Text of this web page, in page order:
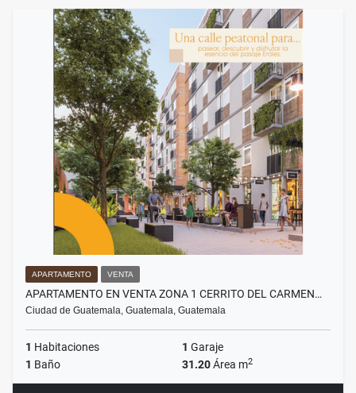
APARTAMENTO VENTA
APARTAMENTO EN VENTA ZONA 1 CERRITO DEL CARMEN…
Ciudad de Guatemala, Guatemala, Guatemala
1 Habitaciones 1 Garaje
1 Baño 31.20Área m2